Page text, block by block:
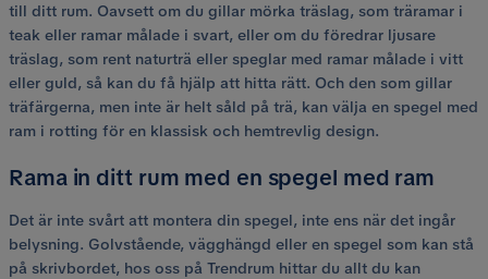
till ditt rum. Oavsett om du gillar mörka träslag, som träramar i
teak eller ramar målade i svart, eller om du föredrar ljusare
träslag, som rent naturträ eller speglar med ramar målade i vitt
eller guld, så kan du få hjälp att hitta rätt. Och den som gillar
träfärgerna, men inte är helt såld på trä, kan välja en spegel med
ram i rotting för en klassisk och hemtrevlig design.
Rama in ditt rum med en spegel med ram
Det är inte svårt att montera din spegel, inte ens när det ingår
belysning. Golvstående, vägghängd eller en spegel som kan stå
på skrivbordet, hos oss på Trendrum hittar du allt du kan